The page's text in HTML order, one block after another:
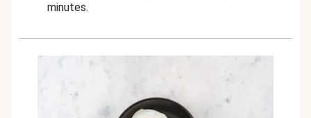
minutes.